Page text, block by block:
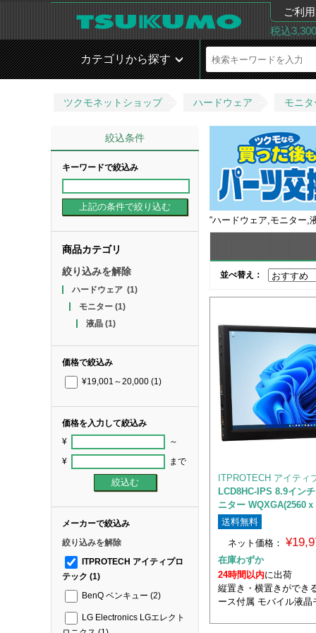
ご利
税込
カテゴリから探す
ツクモネットショップ ハードウェア モニタ
絞込条件
キーワードで絞込み
商品カテゴリ
絞り込みを解除
ハードウェア(1)
モニター(1)
液晶(1)
価格で絞込み
¥19,001～20,000 (1)
価格を入力して絞込み
¥ ～
¥ まで
メーカーで絞込み
絞り込みを解除
ITPROTECH アイティプロ
テック (1)
BenQ ベンキュー (2)
LG Electronics LGエレクト
“ハードウェア,モニター,
並べ替え：
ITPROTECH アイティ
LCD8HC-IPS 8.9イン
ニター WQXGA(2560
送料無料
ネット価格：
在庫わずか
24時間以内に出荷
縦置き・横置きができ
ース付属 モバイル液晶